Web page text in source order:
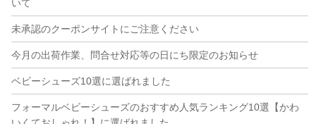
いて
未承認のクーポンサイトにご注意ください
今月の出荷作業、問合せ対応等の日にち限定のお知らせ
ベビーシューズ10選に選ばれました
フォーマルベビーシューズのおすすめ人気ランキング10選【かわ